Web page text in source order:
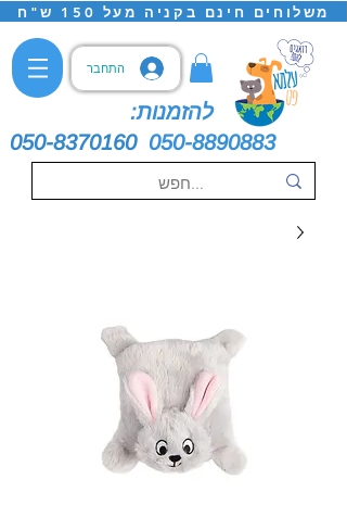
משלוחים חינם בקניה מעל 150 ש"ח
התחבר
להזמנות:
050-8370160 050-8890883